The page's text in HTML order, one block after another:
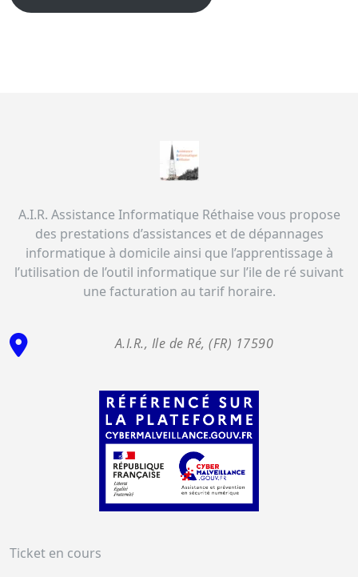
A.I.R. Assistance Informatique Réthaise vous propose
des prestations d’assistances et de dépannages
informatique à domicile ainsi que l’apprentissage à
l’utilisation de l’outil informatique sur l’ile de ré suivant
une facturation au tarif horaire.
A.I.R., Ile de Ré, (FR) 17590
Ticket en cours